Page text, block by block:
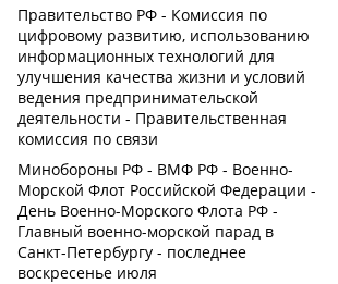
Правительство РФ - Комиссия по
цифровому развитию, использованию
информационных технологий для
улучшения качества жизни и условий
ведения предпринимательской
деятельности - Правительственная
комиссия по связи
Минобороны РФ - ВМФ РФ - Военно-
Морской Флот Российской Федерации -
День Военно-Морского Флота РФ -
Главный военно-морской парад в
Санкт-Петербургу - последнее
воскресенье июля